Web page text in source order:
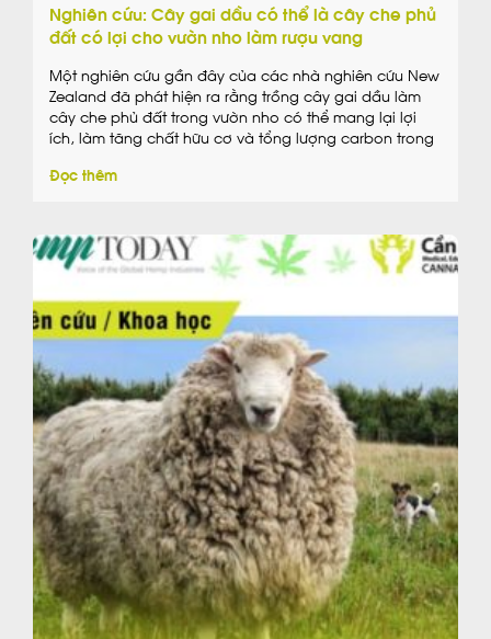
Nghiên cứu: Cây gai dầu có thể là cây che phủ
đất có lợi cho vườn nho làm rượu vang
Một nghiên cứu gần đây của các nhà nghiên cứu New
Zealand đã phát hiện ra rằng trồng cây gai dầu làm
cây che phủ đất trong vườn nho có thể mang lại lợi
ích, làm tăng chất hữu cơ và tổng lượng carbon trong
Đọc thêm